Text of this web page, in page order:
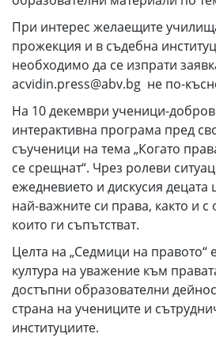
При интерес желаещите
прожекция и в съдебна
необходимо да се изпрати
acvidin.press@abv.bg не по-
На 10 декември ученици-
интерактивна програма пред
съученици на тема „Когато
се срещнат“. Чрез ролеви
ежедневието и дискусия децата
най-важните си права, както и с
които ги съпътстват.
Целта на „Седмици на правото“
култура на уважение към
достъпни образователни
страна на учениците и
институциите.